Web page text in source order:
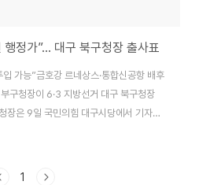
정가”… 대구 북구청장 출사표
가능”금호강 르네상스·통합신공항 배후
구청장이 6·3 지방선거 대구 북구청장
장은 9일 국민의힘 대구시당에서 기자회
검증받은 행정력을 바탕으로 북구의
중심축으로 부상하고 있다”며 ▲금호강
1